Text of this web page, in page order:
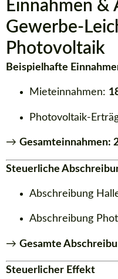
Einnahmen &
Gewerbe-
Photovoltaik
Beispielhafte
Mieteinnahmen:
Photovoltaik-
→ Gesamteinnahmen:
Steuerliche
Abschreibung
Abschreibung
→ Gesamte
Steuerlicher Effekt